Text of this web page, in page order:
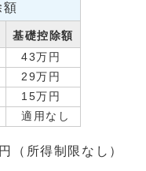
額
基礎控除額
43万円
29万円
15万円
適用なし
（所得制限なし）